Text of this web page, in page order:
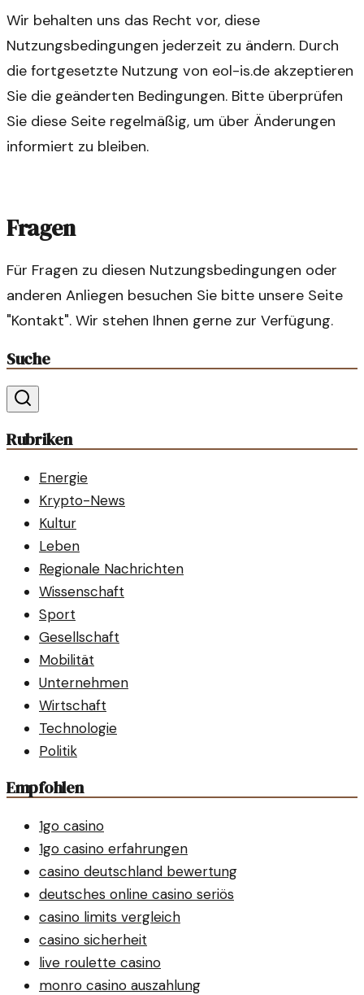
Wir behalten uns das Recht vor, diese
Nutzungsbedingungen jederzeit zu ändern. Durch
die fortgesetzte Nutzung von eol-is.de akzeptieren
Sie die geänderten Bedingungen. Bitte überprüfen
Sie diese Seite regelmäßig, um über Änderungen
informiert zu bleiben.
Fragen
Für Fragen zu diesen Nutzungsbedingungen oder
anderen Anliegen besuchen Sie bitte unsere Seite
"Kontakt". Wir stehen Ihnen gerne zur Verfügung.
Suche
Rubriken
Energie
Krypto-News
Kultur
Leben
Regionale Nachrichten
Wissenschaft
Sport
Gesellschaft
Mobilität
Unternehmen
Wirtschaft
Technologie
Politik
Empfohlen
1go casino
1go casino erfahrungen
casino deutschland bewertung
deutsches online casino seriös
casino limits vergleich
casino sicherheit
live roulette casino
monro casino auszahlung